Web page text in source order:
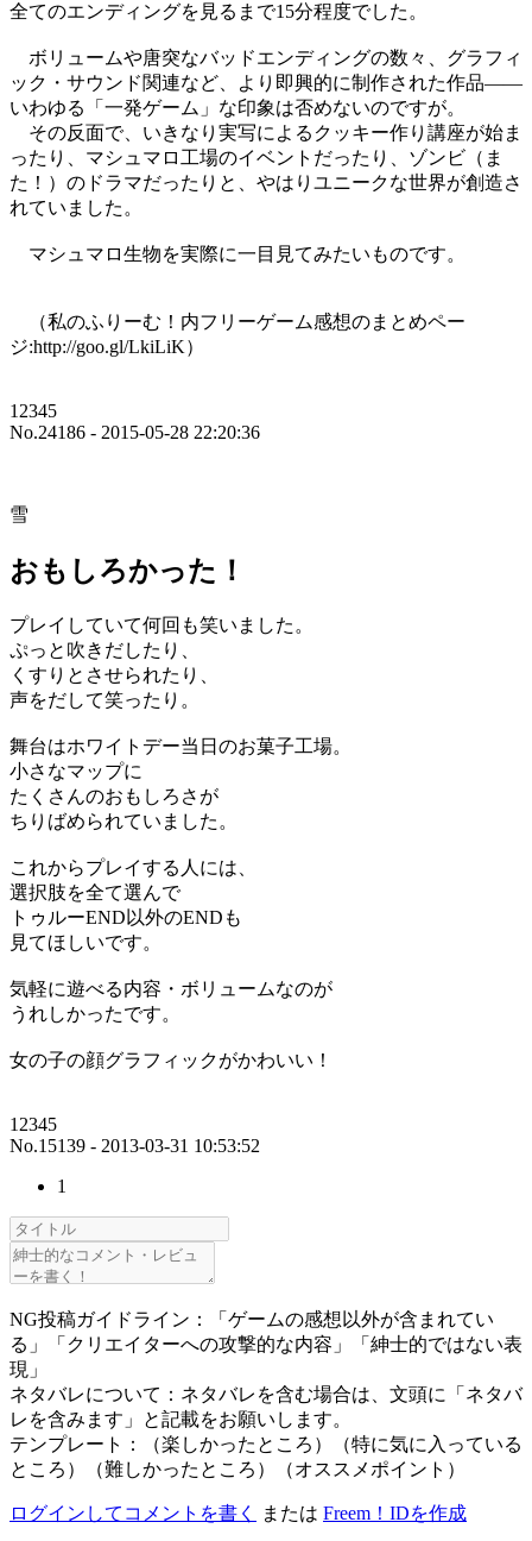
全てのエンディングを見るまで15分程度でした。
ボリュームや唐突なバッドエンディングの数々、グラフィ
ック・サウンド関連など、より即興的に制作された作品――
いわゆる「一発ゲーム」な印象は否めないのですが。
その反面で、いきなり実写によるクッキー作り講座が始ま
ったり、マシュマロ工場のイベントだったり、ゾンビ（ま
た！）のドラマだったりと、やはりユニークな世界が創造さ
れていました。
マシュマロ生物を実際に一目見てみたいものです。
（私のふりーむ！内フリーゲーム感想のまとめペー
ジ:http://goo.gl/LkiLiK）
12345
No.24186 - 2015-05-28 22:20:36
雪
おもしろかった！
プレイしていて何回も笑いました。
ぷっと吹きだしたり、
くすりとさせられたり、
声をだして笑ったり。
舞台はホワイトデー当日のお菓子工場。
小さなマップに
たくさんのおもしろさが
ちりばめられていました。
これからプレイする人には、
選択肢を全て選んで
トゥルーEND以外のENDも
見てほしいです。
気軽に遊べる内容・ボリュームなのが
うれしかったです。
女の子の顔グラフィックがかわいい！
12345
No.15139 - 2013-03-31 10:53:52
1
NG投稿ガイドライン：「ゲームの感想以外が含まれてい
る」「クリエイターへの攻撃的な内容」「紳士的ではない表
現」
ネタバレについて：ネタバレを含む場合は、文頭に「ネタバ
レを含みます」と記載をお願いします。
テンプレート：（楽しかったところ）（特に気に入っている
ところ）（難しかったところ）（オススメポイント）
ログインしてコメントを書く または Freem！IDを作成